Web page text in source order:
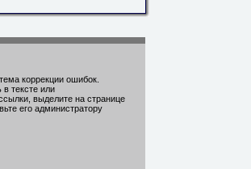
коррекции ошибок.
тексте или
выделите на странице
его администратору